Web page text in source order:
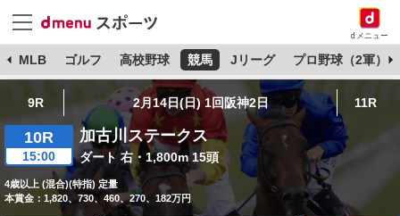
dメニュー
MLB ゴルフ 高校野球 競馬 Jリーグ プロ野球（2軍）
9R 2月14日(日) 1回阪神2日 11R
10R
15:00
加古川ステークス
ダート 右・1,800m 15頭
4歳以上 (混合)(特指) 定量
本賞金：1,820、730、460、270、182万円